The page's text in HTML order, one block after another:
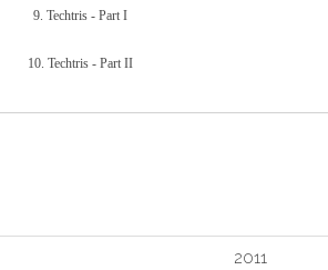
9. Techtris - Part I
10. Techtris - Part II
2011